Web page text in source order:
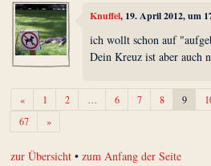
Knuffel, 19. April 2012, um
ich wollt schon auf
Dein Kreuz ist aber auch
«Zurück1 2 … 6 7 8 9
67
»Weiter
zur Übersicht •zum Anfang der Seite